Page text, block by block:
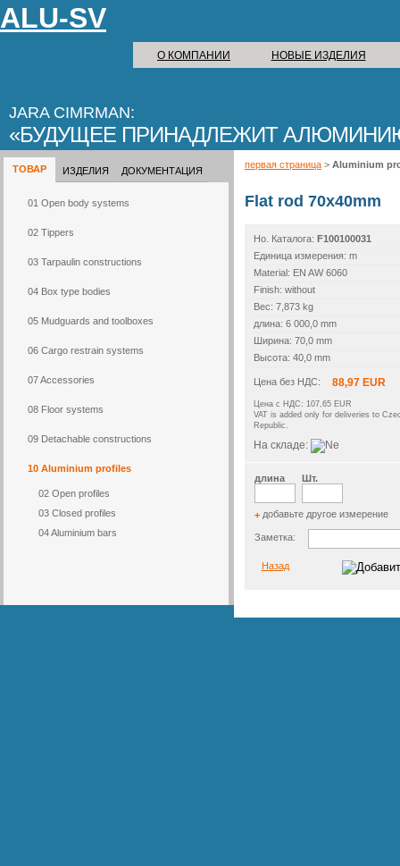
ALU-SV
О КОМПАНИИ НОВЫЕ ИЗДЕЛИЯ
JARA CIMRMAN:
БУДУЩЕЕ ПРИНАДЛЕЖИТ
ТОВАР
01 Open body systems
02 Tippers
03 Tarpaulin constructions
04 Box type bodies
05 Mudguards and toolboxes
06 Cargo restrain systems
07 Accessories
08 Floor systems
09 Detachable constructions
10 Aluminium profiles
02 Open profiles
03 Closed profiles
04 Aluminium bars
ИЗДЕЛИЯ ДОКУМЕНТАЦИЯ
первая страница > Aluminium
Flat rod 70x40mm
Но. Каталогa: F100100031
Единица измерения: m
Material: EN AW 6060
Finish: without
Вес: 7,873 kg
длина: 6 000,0 mm
Ширина: 70,0 mm
Высота: 40,0 mm
Цена без НДС: 88,97 EUR
Цена с НДС: 107,65 EUR
VAT is added only for deliveries to
Republic.
На складе:
длина Шт.
+ добавьте другое измерение
Заметка:
Назад